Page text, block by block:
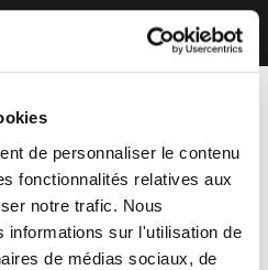
de personnaliser le contenu
fonctionnalités relatives aux
notre trafic. Nous
informations sur l'utilisation de
de médias sociaux, de